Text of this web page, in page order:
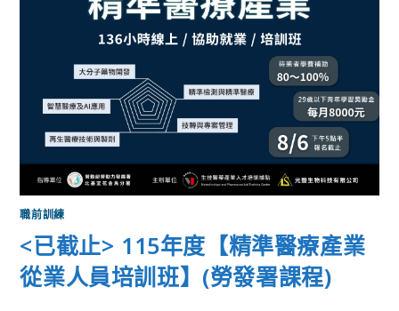
職前訓練
<已截止> 115年度【精準醫療產業
從業人員培訓班】(勞發署課程)